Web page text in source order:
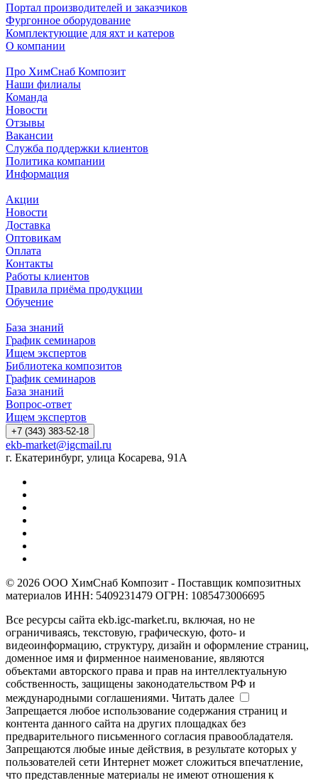
Портал производителей и заказчиков
Фургонное оборудование
Комплектующие для яхт и катеров
О компании
Про ХимСнаб Композит
Наши филиалы
Команда
Новости
Отзывы
Вакансии
Служба поддержки клиентов
Политика компании
Информация
Акции
Новости
Доставка
Оптовикам
Оплата
Контакты
Работы клиентов
Правила приёма продукции
Обучение
База знаний
График семинаров
Ищем экспертов
Библиотека композитов
График семинаров
База знаний
Вопрос-ответ
Ищем экспертов
+7 (343) 383-52-18
ekb-market@igcmail.ru
г. Екатеринбург, улица Косарева, 91А
© 2026 ООО ХимСнаб Композит - Поставщик композитных
материалов ИНН: 5409231479 ОГРН: 1085473006695
Все ресурсы сайта ekb.igc-market.ru, включая, но не
ограничиваясь, текстовую, графическую, фото- и
видеоинформацию, структуру, дизайн и оформление страниц,
доменное имя и фирменное наименование, являются
объектами авторского права и прав на интеллектуальную
собственность, защищены законодательством РФ и
международными соглашениями. Читать далее
Запрещается любое использование содержания страниц и
контента данного сайта на других площадках без
предварительного письменного согласия правообладателя.
Запрещаются любые иные действия, в результате которых у
пользователей сети Интернет может сложиться впечатление,
что представленные материалы не имеют отношения к